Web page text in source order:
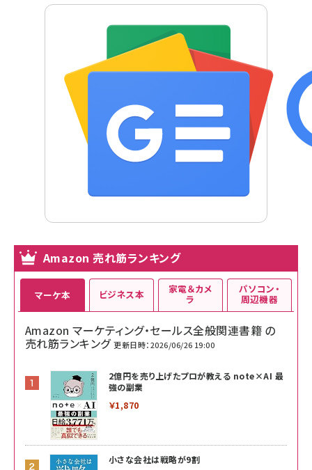
Amazon 売れ筋ランキング
マーケ本
Amazon マーケティング・セールス全般関連書籍 の
売れ筋ランキング 更新日時：2026/06/26 19:00
2億円を売り上げたプロが教える note×AI 最
強の副業
￥1,870
小さな会社は戦略が9割
ビジネス本 家電＆カメ
ラ
パソコン・
周辺機器